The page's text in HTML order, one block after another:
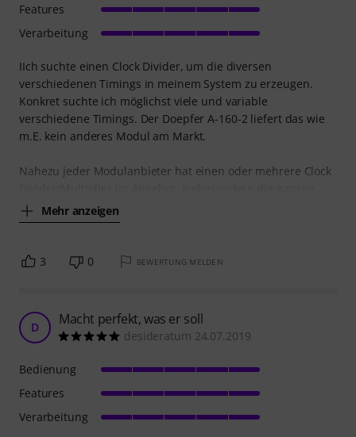
IIch suchte einen Clock Divider, um die diversen
verschiedenen Timings in meinem System zu erzeugen.
Konkret suchte ich möglichst viele und variable
verschiedene Timings. Der Doepfer A-160-2 liefert das wie
m.E. kein anderes Modul am Markt.
Nahezu jeder Modulanbieter hat einen oder mehrere Clock
Mehr anzeigen
Features
Verarbeitung
3 0 BEWERTUNG MELDEN
D Macht perfekt, was er soll
desideratum 24.07.2019
Bedienung
Features
Verarbeitung